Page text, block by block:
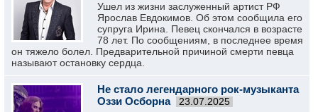
Ушел из жизни заслуженный артист РФ
Ярослав Евдокимов. Об этом сообщила его
супруга Ирина. Певец скончался в возрасте
78 лет. По сообщениям, в последнее время
он тяжело болел. Предварительной причиной смерти певца
называют остановку сердца.
Не стало легендарного рок-музыканта
Оззи Осборна
23.07.2025